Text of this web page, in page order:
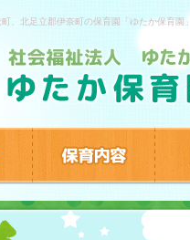
、北足立郡伊奈町の保育園「ゆたか保育園」